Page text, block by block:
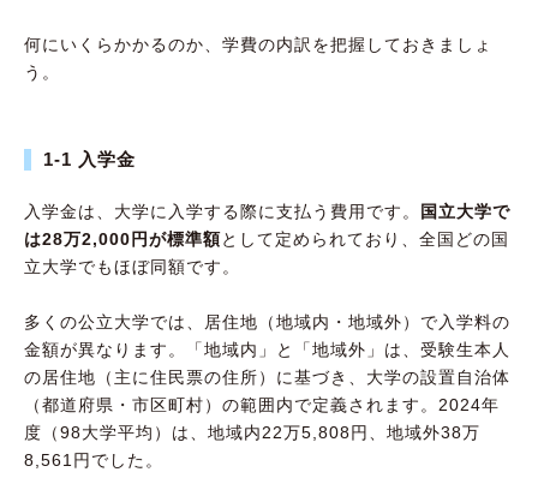
何にいくらかかるのか、学費の内訳を把握しておきましょ
う。
1-1 入学金
入学金は、大学に入学する際に支払う費用です。
国立大学で
は28万2,000円が標準額として定められており、全国どの国
立大学でもほぼ同額です。
多くの公立大学では、居住地（地域内・地域外）で入学料の
金額が異なります。「地域内」と「地域外」は、受験生本人
の居住地（主に住民票の住所）に基づき、大学の設置自治体
（都道府県・市区町村）の範囲内で定義されます。2024年
度（98大学平均）は、地域内22万5,808円、地域外38万
8,561円でした。